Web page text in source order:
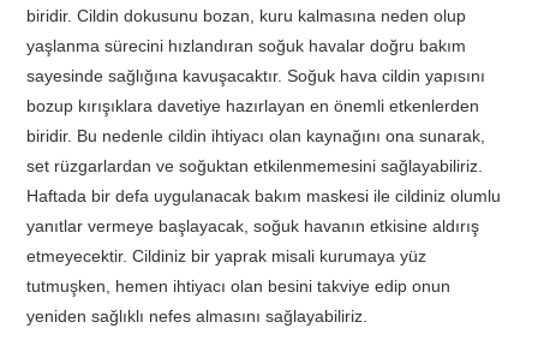
biridir. Cildin dokusunu bozan, kuru kalmasına neden olup
yaşlanma sürecini hızlandıran soğuk havalar doğru bakım
sayesinde sağlığına kavuşacaktır. Soğuk hava cildin yapısını
bozup kırışıklara davetiye hazırlayan en önemli etkenlerden
biridir. Bu nedenle cildin ihtiyacı olan kaynağını ona sunarak,
set rüzgarlardan ve soğuktan etkilenmemesini sağlayabiliriz.
Haftada bir defa uygulanacak bakım maskesi ile cildiniz olumlu
yanıtlar vermeye başlayacak, soğuk havanın etkisine aldırış
etmeyecektir. Cildiniz bir yaprak misali kurumaya yüz
tutmuşken, hemen ihtiyacı olan besini takviye edip onun
yeniden sağlıklı nefes almasını sağlayabiliriz.